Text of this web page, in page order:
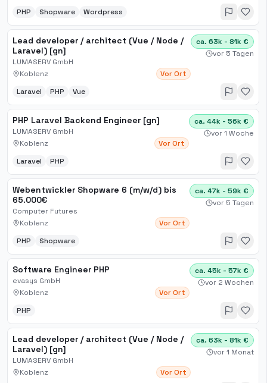
PHP Shopware Wordpress
Lead developer / architect (Vue / Node /
Laravel) [gn]
LUMASERV GmbH
Koblenz
Vor Ort
ca. 63k - 81k €
vor 5 Tagen
Laravel PHP Vue
PHP Laravel Backend Engineer [gn]
LUMASERV GmbH
Koblenz
Vor Ort
ca. 44k - 56k €
vor 1 Woche
Laravel PHP
Webentwickler Shopware 6 (m/w/d) bis
65.000€
Computer Futures
Koblenz
Vor Ort
ca. 47k - 59k €
vor 5 Tagen
PHP Shopware
Software Engineer PHP
evasys GmbH
Koblenz
Vor Ort
ca. 45k - 57k €
vor 2 Wochen
PHP
Lead developer / architect (Vue / Node /
Laravel) [gn]
LUMASERV GmbH
Koblenz
Vor Ort
ca. 63k - 81k €
vor 1 Monat